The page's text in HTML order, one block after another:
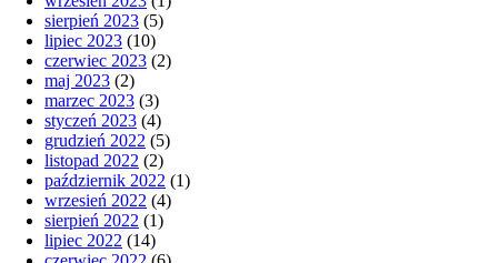
sierpień 2023 (5)
lipiec 2023 (10)
czerwiec 2023 (2)
maj 2023 (2)
marzec 2023 (3)
styczeń 2023 (4)
grudzień 2022 (5)
listopad 2022 (2)
październik 2022 (1)
wrzesień 2022 (4)
sierpień 2022 (1)
lipiec 2022 (14)